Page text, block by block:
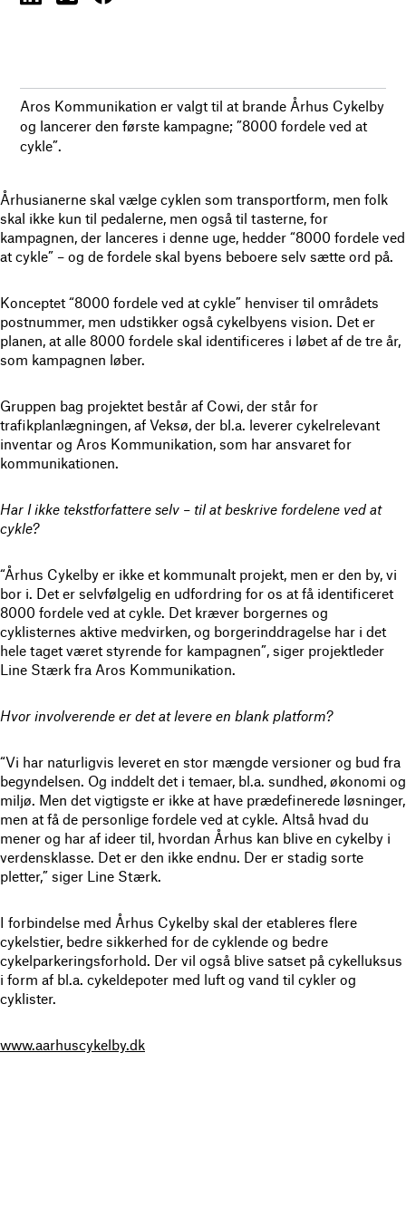
Aros Kommunikation er valgt til at brande Århus Cykelby
og lancerer den første kampagne; ”8000 fordele ved at
cykle”.
Århusianerne skal vælge cyklen som transportform, men folk
skal ikke kun til pedalerne, men også til tasterne, for
kampagnen, der lanceres i denne uge, hedder “8000 fordele ved
at cykle” – og de fordele skal byens beboere selv sætte ord på.
Konceptet “8000 fordele ved at cykle” henviser til områdets
postnummer, men udstikker også cykelbyens vision. Det er
planen, at alle 8000 fordele skal identificeres i løbet af de tre år,
som kampagnen løber.
Gruppen bag projektet består af Cowi, der står for
trafikplanlægningen, af Veksø, der bl.a. leverer cykelrelevant
inventar og Aros Kommunikation, som har ansvaret for
kommunikationen.
Har I ikke tekstforfattere selv – til at beskrive fordelene ved at
cykle?
“Århus Cykelby er ikke et kommunalt projekt, men er den by, vi
bor i. Det er selvfølgelig en udfordring for os at få identificeret
8000 fordele ved at cykle. Det kræver borgernes og
cyklisternes aktive medvirken, og borgerinddragelse har i det
hele taget været styrende for kampagnen”, siger projektleder
Line Stærk fra Aros Kommunikation.
Hvor involverende er det at levere en blank platform?
“Vi har naturligvis leveret en stor mængde versioner og bud fra
begyndelsen. Og inddelt det i temaer, bl.a. sundhed, økonomi og
miljø. Men det vigtigste er ikke at have prædefinerede løsninger,
men at få de personlige fordele ved at cykle. Altså hvad du
mener og har af ideer til, hvordan Århus kan blive en cykelby i
verdensklasse. Det er den ikke endnu. Der er stadig sorte
pletter,” siger Line Stærk.
I forbindelse med Århus Cykelby skal der etableres flere
cykelstier, bedre sikkerhed for de cyklende og bedre
cykelparkeringsforhold. Der vil også blive satset på cykelluksus
i form af bl.a. cykeldepoter med luft og vand til cykler og
cyklister.
www.aarhuscykelby.dk